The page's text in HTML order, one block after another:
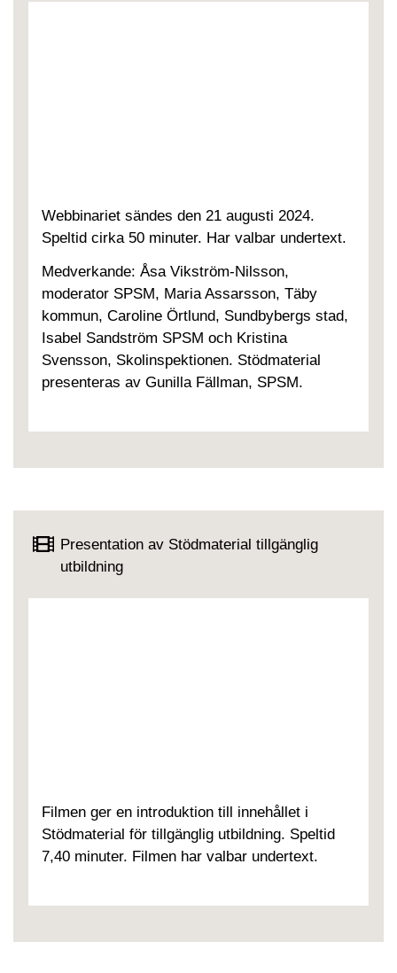
Webbinariet sändes den 21 augusti 2024.
Speltid cirka 50 minuter. Har valbar undertext.
Medverkande: Åsa Vikström-Nilsson,
moderator SPSM, Maria Assarsson, Täby
kommun, Caroline Örtlund, Sundbybergs stad,
Isabel Sandström SPSM och Kristina
Svensson, Skolinspektionen. Stödmaterial
presenteras av Gunilla Fällman, SPSM.
Presentation av Stödmaterial tillgänglig
utbildning
Filmen ger en introduktion till innehållet i
Stödmaterial för tillgänglig utbildning. Speltid
7,40 minuter. Filmen har valbar undertext.